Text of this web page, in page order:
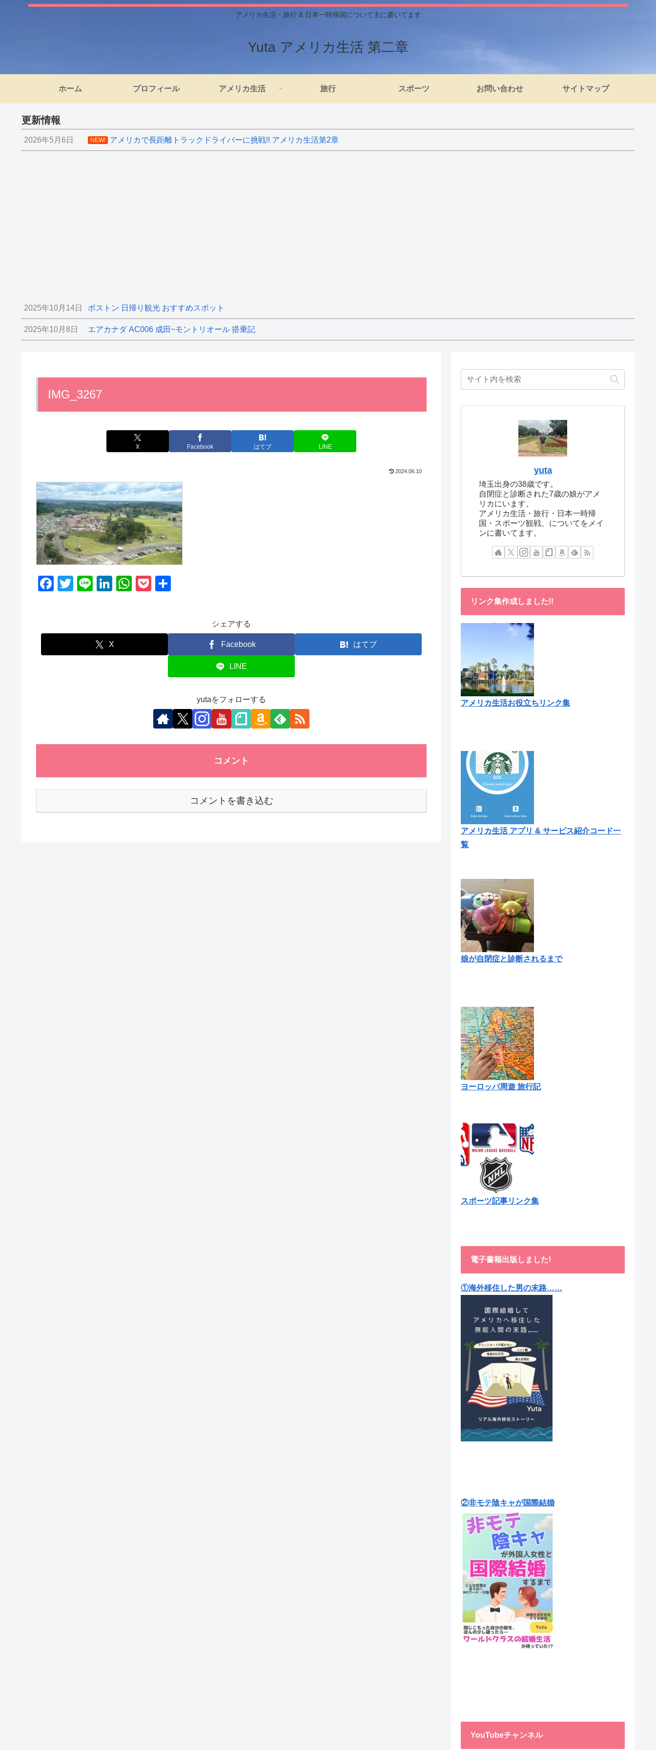
アメリカ生活・旅行 & 日本一時帰国について主に書いてます
Yuta アメリカ生活 第二章
ホーム プロフィール アメリカ生活 旅行 スポーツ お問い合わせ サイトマップ
更新情報
2026年5月6日 NEW! アメリカで長距離トラックドライバーに挑戦!! アメリカ生活第2章
2025年10月14日 ボストン 日帰り観光 おすすめスポット
2025年10月8日 エアカナダ AC006 成田~モントリオール 搭乗記
IMG_3267
X Facebook はてブ LINE
2024.06.10
F
e
T
er
Li
Li
e
dI
W
s
P
et
シェアする
X Facebook はてブ
LINE
yutaをフォローする
コメント
コメントを書き込む
yuta
埼玉出身の38歳です。
自閉症と診断された7歳の娘がアメ
リカにいます。
アメリカ生活・旅行・日本一時帰
国・スポーツ観戦、についてをメイ
ンに書いてます。
リンク集作成しました!!
アメリカ生活お役立ちリンク集
アメリカ生活 アプリ & サービス紹介コード一
覧
娘が自閉症と診断されるまで
ヨーロッパ周遊 旅行記
スポーツ記事リンク集
電子書籍出版しました!
①海外移住した男の末路……
②非モテ陰キャが国際結婚
YouTubeチャンネル